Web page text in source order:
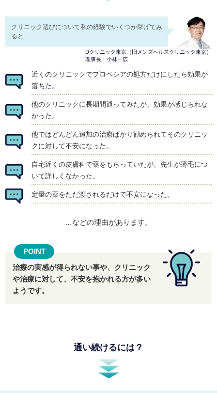
クリニック選びについて私の経験でいくつか挙げてみ
ると…
Dクリニック東京（旧メンズヘルスクリニック東京）
理事長：小林一広
近くのクリニックでプロペシアの処方だけにしたら効果が
落ちた。
他のクリニックに長期間通ってみたが、効果が感じられな
かった。
他ではどんどん追加の治療ばかり勧められてそのクリニッ
クに対して不安になった。
自宅近くの皮膚科で薬をもらっていたが、先生が薄毛につ
いて詳しくなかった。
定量の薬をただ渡されるだけで不安になった。
…などの理由があります。
POINT
治療の実感が得られない事や、クリニック
や治療に対して、不安を抱かれる方が多い
ようです。
通い続けるには？